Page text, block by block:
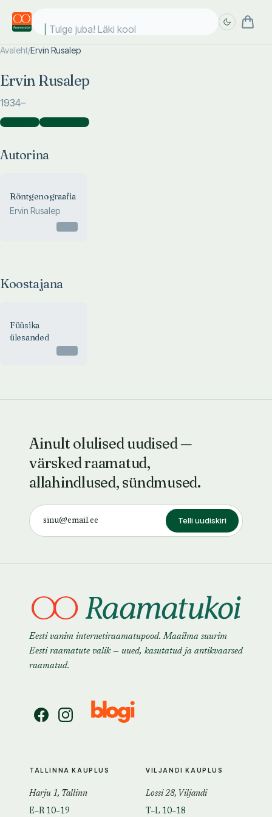
Tulge juba! Läki kooli
Avaleht/Ervin Rusalep
Ervin Rusalep
1934–
Autorina )Koostajana )
Autorina
Röntgenograafia
Ervin Rusalep
Koostajana
Füüsika
ülesanded
Ainult olulised uudised —
värsked raamatud,
allahindlused, sündmused.
Telli uudiskiri
Eesti vanim internetiraamatupood. Maailma suurim
Eesti raamatute valik — uued, kasutatud ja antikvaarsed
raamatud.
TALLINNA KAUPLUS
Harju 1, Tallinn
E–R 10–19
VILJANDI KAUPLUS
Lossi 28, Viljandi
T–L 10–18